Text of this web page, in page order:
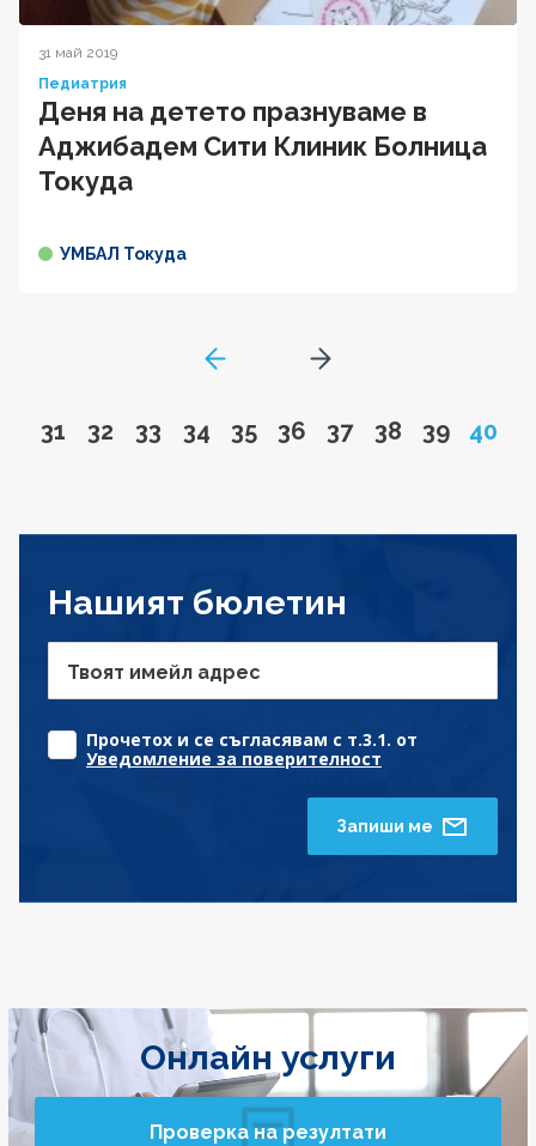
31 май 2019
Педиатрия
Деня на детето празнуваме в
Аджибадем Сити Клиник Болница
Токуда
УМБАЛ Токуда
GoToPreviousPage
Go to page
31 Go to page
32 Go to page
33 Go to page
34 Go to page
35 Go to page
36 Go to page
37 Go to page
38 Go to
39 Page
40
Go to next page
Нашият бюлетин
Твоят имейл адрес
Прочетох и се съгласявам с т.3.1. от
Уведомление за поверителност
Запиши ме
Онлайн услуги
Проверка на резултати